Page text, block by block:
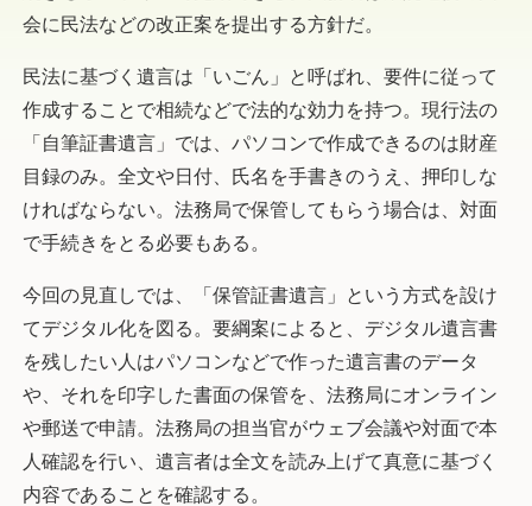
会に民法などの改正案を提出する方針だ。
民法に基づく遺言は「いごん」と呼ばれ、要件に従って
作成することで相続などで法的な効力を持つ。現行法の
「自筆証書遺言」では、パソコンで作成できるのは財産
目録のみ。全文や日付、氏名を手書きのうえ、押印しな
ければならない。法務局で保管してもらう場合は、対面
で手続きをとる必要もある。
今回の見直しでは、「保管証書遺言」という方式を設け
てデジタル化を図る。要綱案によると、デジタル遺言書
を残したい人はパソコンなどで作った遺言書のデータ
や、それを印字した書面の保管を、法務局にオンライン
や郵送で申請。法務局の担当官がウェブ会議や対面で本
人確認を行い、遺言者は全文を読み上げて真意に基づく
内容であることを確認する。